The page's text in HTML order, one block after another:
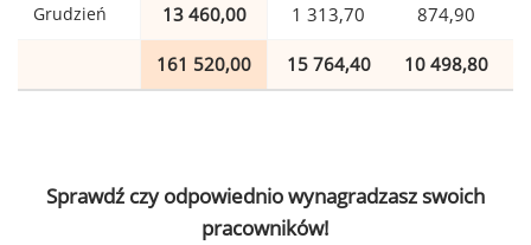
Grudzień 13 460,00 1 313,70 874,90
161 520,00 15 764,40 10 498,80
Sprawdź czy odpowiednio wynagradzasz swoich
pracowników!